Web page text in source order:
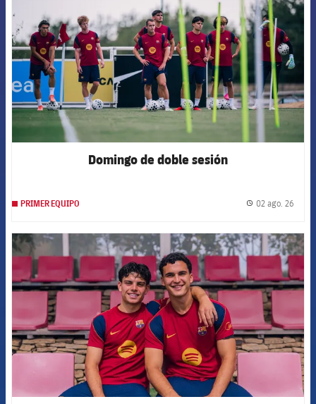
Domingo de doble sesión
PRIMER EQUIPO 02 ago. 26
FCB Barcelona badge